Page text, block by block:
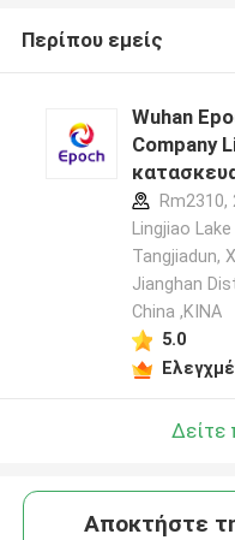
Περίπου εμείς
Wuhan
Company
Rm2310,
Lingjiao
Tangjiadun,
Jianghan
China ,ΚΙΝΑ
5.0
Δείτε
Αποκτήστε